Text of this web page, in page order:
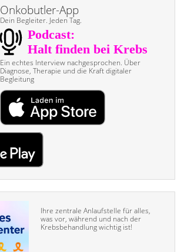
Onkobutler-App
Dein Begleiter. Jeden Tag.
Ein echtes Interview nach­gesprochen. Über
Diagnose, Therapie und die Kraft digitaler
Begleitung
Ihre zentrale Anlaufstelle für alles,
was vor, während und nach der
Krebsbehandlung wichtig ist!